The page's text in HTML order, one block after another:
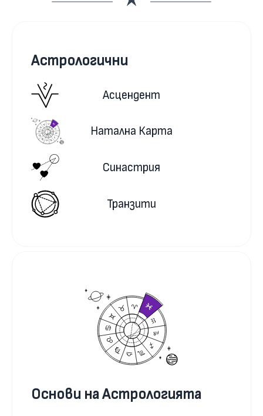
Астрологични
Асцендент
Натална Карта
Синастрия
Транзити
Основи на Астрологията